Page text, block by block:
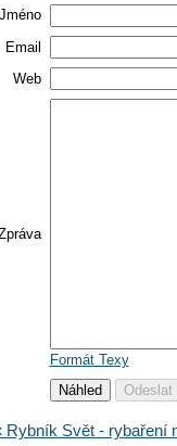
Jméno
Email
Web
Formát Texy
Rybník Svět - rybaření